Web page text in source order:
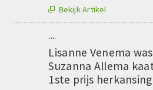
 Bekijk Artikel
....
Lisanne Venema
Suzanna Allema
1ste prijs herkansing